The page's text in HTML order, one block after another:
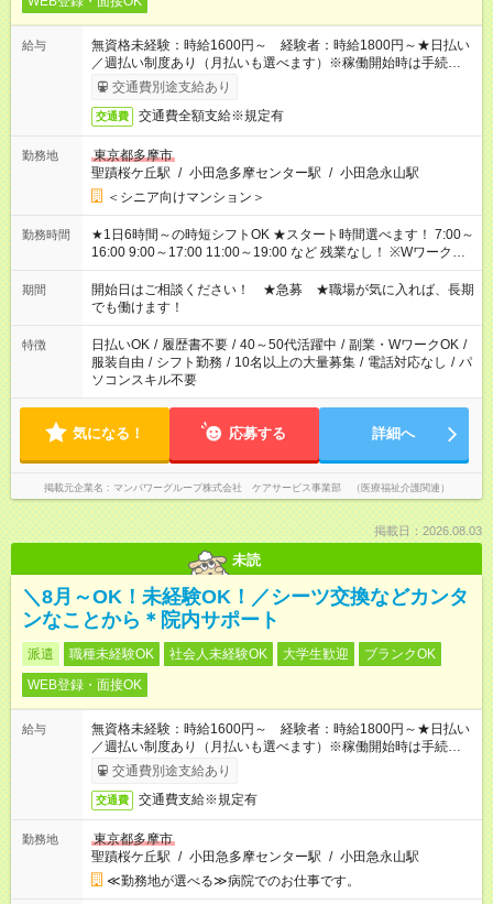
給与
無資格未経験：時給1600円～ 経験者：時給1800円～★日払い
／週払い制度あり（月払いも選べます）※稼働開始時は手続き完
了次第のお支払いとなります。
交通費別途支給あり
交通費 交通費全額支給※規定有
勤務地
東京都多摩市
聖蹟桜ケ丘駅 / 小田急多摩センター駅 / 小田急永山駅
＜シニア向けマンション＞
勤務時間
★1日6時間～の時短シフトOK ★スタート時間選べます！ 7:00～
16:00 9:00～17:00 11:00～19:00 など 残業なし！ ※Wワークの
場合、他のお仕事と合わせ週40時間超の就業はご案内できませ
ん ※法令に基づき、週20時間以上勤務は社会保険への加入対象
となります ※労働者派遣法（日雇い派遣の原則禁止）により、
短時間・短期間の就業はご案内が難しい場合があります
期間
開始日はご相談ください！ ★急募 ★職場が気に入れば、長期
でも働けます！
特徴 日払いOK / 履歴書不要 / 40～50代活躍中 / 副業・WワークOK /
服装自由 / シフト勤務 / 10名以上の大量募集 / 電話対応なし / パ
ソコンスキル不要
気になる！ 応募する 詳細へ
掲載元企業名 マンパワーグループ株式会社 ケアサービス事業部 （医療福祉介護関連）
掲載日：2026.08.03
未読
＼8月～OK！未経験OK！／シーツ交換などカンタ
ンなことから＊院内サポート
派遣 職種未経験OK 社会人未経験OK 大学生歓迎
ブランクOK
WEB登録・面接OK
給与
無資格未経験：時給1600円～ 経験者：時給1800円～★日払い
／週払い制度あり（月払いも選べます）※稼働開始時は手続き完
了次第のお支払いとなります。
交通費別途支給あり
交通費 交通費支給※規定有
勤務地
東京都多摩市
聖蹟桜ケ丘駅 / 小田急多摩センター駅 / 小田急永山駅
≪勤務地が選べる≫病院でのお仕事です。